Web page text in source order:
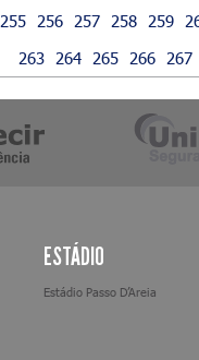
255
256 257 258 259
263
264 265 266 267
ESTÁDIO
Estádio Passo D’Areia